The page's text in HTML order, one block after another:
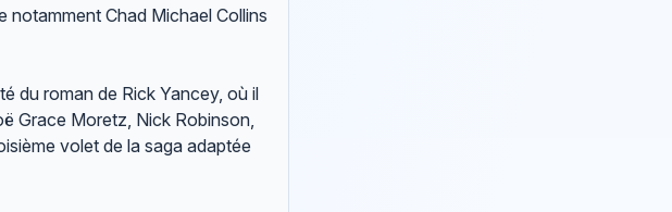
notamment Chad Michael Collins
du roman de Rick Yancey, où il
Grace Moretz, Nick Robinson,
volet de la saga adaptée